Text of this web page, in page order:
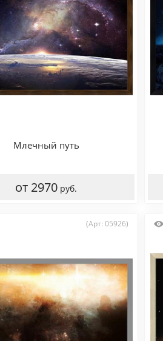
Млечный путь
от 2970 руб.
(Арт: 05926)